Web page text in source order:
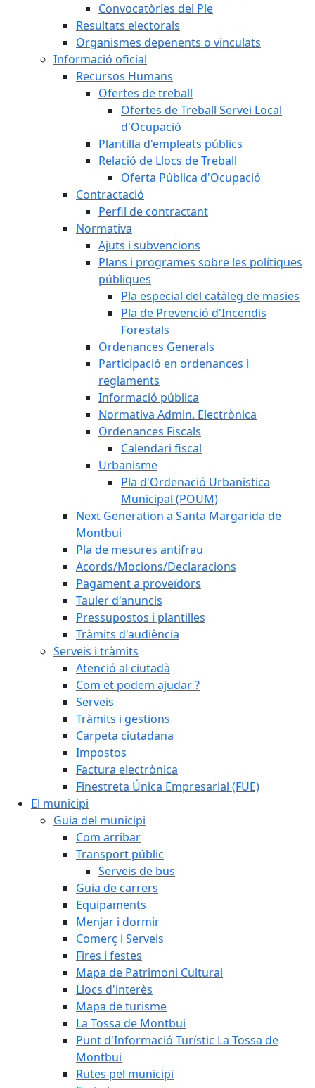
Convocatòries del Ple
Resultats electorals
Organismes depenents o vinculats
Informació oficial
Recursos Humans
Ofertes de treball
Ofertes de Treball Servei Local
d'Ocupació
Plantilla d'empleats públics
Relació de Llocs de Treball
Oferta Pública d'Ocupació
Contractació
Perfil de contractant
Normativa
Ajuts i subvencions
Plans i programes sobre les polítiques
públiques
Pla especial del catàleg de masies
Pla de Prevenció d'Incendis
Forestals
Ordenances Generals
Participació en ordenances i
reglaments
Informació pública
Normativa Admin. Electrònica
Ordenances Fiscals
Calendari fiscal
Urbanisme
Pla d'Ordenació Urbanística
Municipal (POUM)
Next Generation a Santa Margarida de
Montbui
Pla de mesures antifrau
Acords/Mocions/Declaracions
Pagament a proveïdors
Tauler d'anuncis
Pressupostos i plantilles
Tràmits d'audiència
Serveis i tràmits
Atenció al ciutadà
Com et podem ajudar ?
Serveis
Tràmits i gestions
Carpeta ciutadana
Impostos
Factura electrònica
Finestreta Única Empresarial (FUE)
El municipi
Guia del municipi
Com arribar
Transport públic
Serveis de bus
Guia de carrers
Equipaments
Menjar i dormir
Comerç i Serveis
Fires i festes
Mapa de Patrimoni Cultural
Llocs d'interès
Mapa de turisme
La Tossa de Montbui
Punt d'Informació Turístic La Tossa de
Montbui
Rutes pel municipi